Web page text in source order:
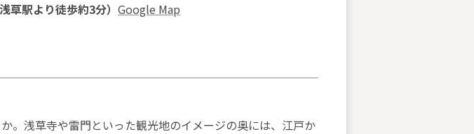
草駅より徒歩約3分） Google Map
。浅草寺や雷門といった観光地のイメージの奥には、江戸か